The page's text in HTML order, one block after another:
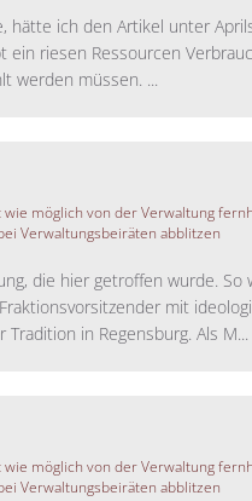
hätte ich den Artikel unter
riesen Ressourcen
werden müssen. ...
wie möglich von der Verwaltung
Verwaltungsbeiräten abblitzen
die hier getroffen wurde. So
mit
in Regensburg. Als M...
wie möglich von der Verwaltung
Verwaltungsbeiräten abblitzen